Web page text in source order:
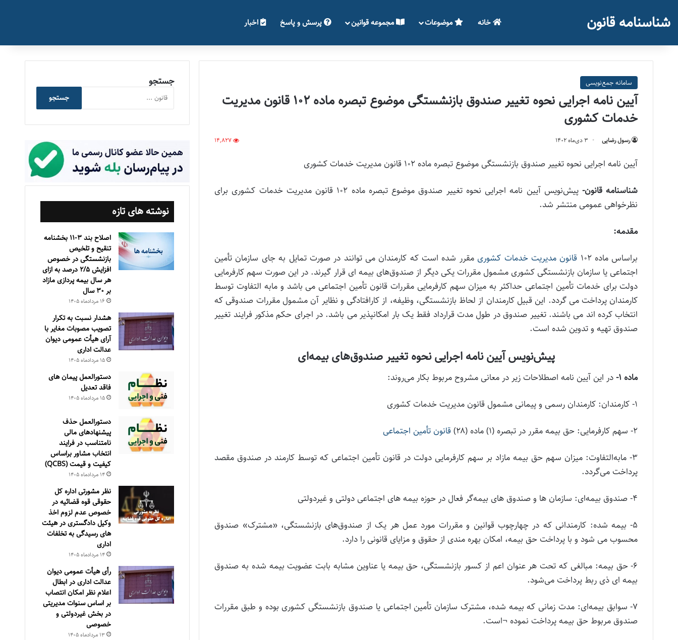
شناسنامه قانون خانه موضوعات مجموعه قوانین پرسش و پاسخ اخبار
سامانه جمع‌نویسی
آیین نامه اجرایی نحوه تغییر صندوق بازنشستگی موضوع تبصره ماده ۱۰۲ قانون مدیریت
خدمات کشوری
رسول رضایی ۳ دی‌ماه ۱۴۰۲ 14,827
آیین نامه اجرایی نحوه تغییر صندوق بازنشستگی موضوع تبصره ماده ۱۰۲ قانون مدیریت خدمات کشوری
شناسنامه قانون-
پیش‌نویس آیین نامه اجرایی نحوه تغییر صندوق موضوع تبصره ماده ۱۰۲ قانون مدیریت خدمات کشوری برای
نظرخواهی عمومی منتشر شد.
مقدمه:
براساس ماده ۱۰۲ قانون مدیریت خدمات کشوری مقرر شده است که کارمندان می توانند در صورت تمایل به جای سازمان تأمین
اجتماعی یا سازمان بازنشستگی کشوری مشمول مقررات یکی دیگر از صندوق‌های بیمه ای قرار گیرند. در این صورت سهم کارفرمایی
دولت برای خدمات تأمین اجتماعی حداکثر به میزان سهم کارفرمایی مقررات قانون تأمین اجتماعی می باشد و مابه التفاوت توسط
کارمندان پرداخت می گردد. این قبیل کارمندان از لحاظ بازنشستگی، وظیفه، از کارافتادگی و نظایر آن مشمول مقررات صندوقی که
انتخاب کرده اند می باشند. تغییر صندوق در طول مدت قرارداد فقط یک بار امکانپذیر می باشد. در اجرای حکم مذکور فرایند تغییر
صندوق تهیه و تدوین شده است.
پیش‌نویس آیین نامه اجرایی نحوه تغییر صندوق‌های بیمه‌ای
ماده ۱- در این آیین نامه اصطلاحات زیر در معانی مشروح مربوط بکار می‌روند:
۱- کارمندان: کارمندان رسمی و پیمانی مشمول قانون مدیریت خدمات کشوری
۲- سهم کارفرمایی: حق بیمه مقرر در تبصره (۱) ماده (۲۸) قانون تأمین اجتماعی
۳- مابه‌التفاوت: میزان سهم حق بیمه مازاد بر سهم کارفرمایی دولت در قانون تأمین اجتماعی که توسط کارمند در صندوق مقصد
پرداخت می‌گردد.
۴- صندوق بیمه‌ای: سازمان ها و صندوق های بیمه‌گر فعال در حوزه بیمه های اجتماعی دولتی و غیردولتی
۵- بیمه شده: کارمندانی که در چهارچوب قوانین و مقررات مورد عمل هر یک از صندوق‌های بازنشستگی، «مشترک» صندوق
محسوب می شود و با پرداخت حق بیمه، امکان بهره مندی از حقوق و مزایای قانونی را دارد.
۶- حق بیمه: مبالغی که تحت هر عنوان اعم از کسور بازنشستگی، حق بیمه یا عناوین مشابه بابت عضویت بیمه شده به صندوق
بیمه ای ذی ربط پرداخت می‌شود.
۷- سوابق بیمه‌ای: مدت زمانی که بیمه شده، مشترک سازمان تأمین اجتماعی یا صندوق بازنشستگی کشوری بوده و طبق مقررات
صندوق مربوط حق بیمه پرداخت نموده ¬است.
جستجو
جستجو
نوشته های تازه
اصلاح بند ۳‏-۱۱ بخشنامه
تنقیح و تلخیص
بازنشستگی در خصوص
افزایش ۵‏‏‏‏‏‏‏‏‏/۲ درصد به ازای
هر سال بیمه پردازی مازاد
بر ۳۰‏ سال
۱۶ مرداد‌ماه ۱۴۰۵
هشدار نسبت به تکرار
تصویب مصوبات مغایر با
آرای هیأت عمومی دیوان
عدالت اداری
۱۵ مرداد‌ماه ۱۴۰۵
دستورالعمل پیمان های
فاقد تعدیل
۱۵ مرداد‌ماه ۱۴۰۵
دستورالعمل حذف
پيشنهادهای مالی
نامتناسب در فرايند
انتخاب مشاور براساس
كيفيت و قيمت (QCBS)
۱۴ مرداد‌ماه ۱۴۰۵
نظر مشورتی اداره کل
حقوقی قوه قضائیه در
خصوص عدم لزوم اخذ
وکیل دادگستری در هیئت
های رسیدگی به تخلفات
اداری
۱۴ مرداد‌ماه ۱۴۰۵
رأی هیأت عمومی دیوان
عدالت اداری در ابطال
اعلام نظر امکان انتصاب
بر اساس سنوات مدیریتی
در بخش غیردولتی و
خصوصی
۱۳ مرداد‌ماه ۱۴۰۵